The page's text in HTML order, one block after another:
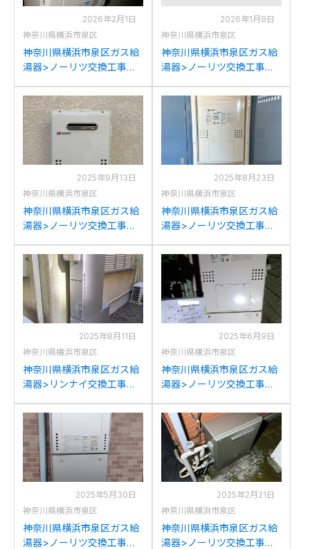
2026年2月1日
神奈川県横浜市泉区
神奈川県横浜市泉区ガス給
湯器>ノーリツ交換工事施
2422SAWXからノーリツ
GT-2470SAW BLへの交換
2026年1月8日
神奈川県横浜市泉区
神奈川県横浜市泉区ガス給
湯器>ノーリツ交換工事施
R107SからノーリツGH-
1210W6HBLへの交換
2025年9月13日
神奈川県横浜市泉区
神奈川県横浜市泉区ガス給
湯器>ノーリツ交換工事施
10T1RからノーリツGQ-
1639WS-1への交換
2025年8月23日
神奈川県横浜市泉区
神奈川県横浜市泉区ガス給
湯器>ノーリツ交換工事施
2434AWX3H-Hからノーリ
ツGTH-2454AW3H-H BLへ
の交換
2025年8月11日
神奈川県横浜市泉区
神奈川県横浜市泉区ガス給
湯器>リンナイ交換工事施
IT4203LRSSW3QUからリ
ンナイRUFH-
SE2408SAW2-3への交換
2025年6月9日
神奈川県横浜市泉区
神奈川県横浜市泉区ガス給
湯器>ノーリツ交換工事施
K2402AW2-6(A)+エアコン
みたいなバス乾からノーリ
ツGTH-C2461AW3H-1 BL
への交換
2025年5月30日
神奈川県横浜市泉区
神奈川県横浜市泉区ガス給
湯器>ノーリツ交換工事施
2025年2月21日
神奈川県横浜市泉区
神奈川県横浜市泉区ガス給
湯器>ノーリツ交換工事施